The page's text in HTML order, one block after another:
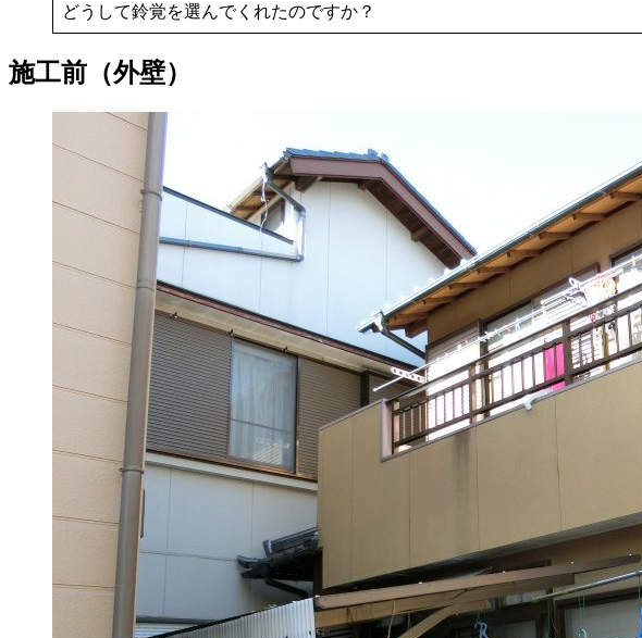
どうして鈴覚を選んでくれたのですか？
施工前（外壁）